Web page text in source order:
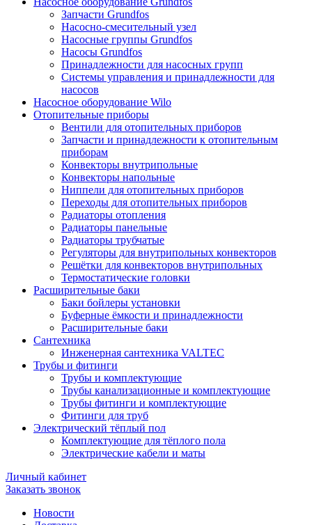
Запчасти Grundfos
Насосно-смесительный узел
Насосные группы Grundfos
Насосы Grundfos
Принадлежности для насосных групп
Системы управления и принадлежности для
насосов
Насосное оборудование Wilo
Отопительные приборы
Вентили для отопительных приборов
Запчасти и принадлежности к отопительным
приборам
Конвекторы внутрипольные
Конвекторы напольные
Ниппели для отопительных приборов
Переходы для отопительных приборов
Радиаторы отопления
Радиаторы панельные
Радиаторы трубчатые
Регуляторы для внутрипольных конвекторов
Решётки для конвекторов внутрипольных
Термостатические головки
Расширительные баки
Баки бойлеры установки
Буферные ёмкости и принадлежности
Расширительные баки
Сантехника
Инженерная сантехника VALTEC
Трубы и фитинги
Трубы и комплектующие
Трубы канализационные и комплектующие
Трубы фитинги и комплектующие
Фитинги для труб
Электрический тёплый пол
Комплектующие для тёплого пола
Электрические кабели и маты
Личный кабинет
Заказать звонок
Новости